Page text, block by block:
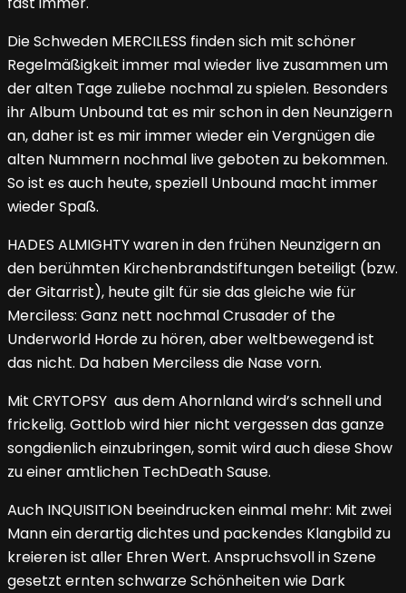
Die Schweden MERCILESS finden sich mit schöner
Regelmäßigkeit immer mal wieder live zusammen um
der alten Tage zuliebe nochmal zu spielen. Besonders
ihr Album Unbound tat es mir schon in den Neunzigern
an, daher ist es mir immer wieder ein Vergnügen die
alten Nummern nochmal live geboten zu bekommen.
So ist es auch heute, speziell Unbound macht immer
wieder Spaß.
HADES ALMIGHTY waren in den frühen Neunzigern an
den berühmten Kirchenbrandstiftungen beteiligt (bzw.
der Gitarrist), heute gilt für sie das gleiche wie für
Merciless: Ganz nett nochmal Crusader of the
Underworld Horde zu hören, aber weltbewegend ist
das nicht. Da haben Merciless die Nase vorn.
Mit CRYTOPSY aus dem Ahornland wird’s schnell und
frickelig. Gottlob wird hier nicht vergessen das ganze
songdienlich einzubringen, somit wird auch diese Show
zu einer amtlichen TechDeath Sause.
Auch INQUISITION beeindrucken einmal mehr: Mit zwei
Mann ein derartig dichtes und packendes Klangbild zu
kreieren ist aller Ehren Wert. Anspruchsvoll in Szene
gesetzt ernten schwarze Schönheiten wie Dark